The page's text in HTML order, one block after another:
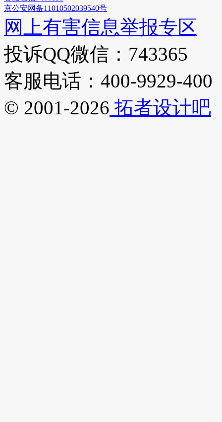
京公安网备11010502039540号
网上有害信息举报专区
投诉QQ微信：743365
客服电话：400-9929-400
© 2001-2026 拓者设计吧